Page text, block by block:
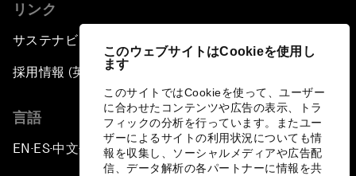
このウェブサイトはCookieを使用し
ます
このサイトではCookieを使って、ユーザー
に合わせたコンテンツや広告の表示、トラ
フィックの分析を行っています。またユー
ザーによるサイトの利用状況についても情
報を収集し、ソーシャルメディアや広告配
信、データ解析の各パートナーに情報を共
リンク
サステナビリティへの取り組み
採用情報 (英語のみ)
言語
EN ▪ ES▪中文▪ 日本語